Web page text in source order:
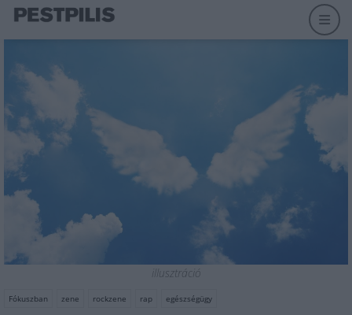
illusztráció
Fókuszban zene rockzene rap egészségügy